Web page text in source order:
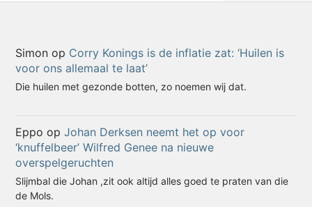
Simon op Corry Konings is de inflatie zat: ‘Huilen is
voor ons allemaal te laat’
Die huilen met gezonde botten, zo noemen wij dat.
Eppo opJohan Derksen neemt het op voor
‘knuffelbeer’ Wilfred Genee na nieuwe
overspelgeruchten
Slijmbal die Johan ,zit ook altijd alles goed te praten van die
de Mols.